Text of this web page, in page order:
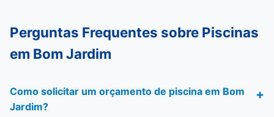
Perguntas Frequentes sobre Piscinas
em Bom Jardim
Como solicitar um orçamento de piscina em Bom
Jardim?